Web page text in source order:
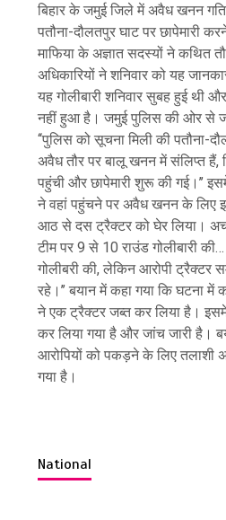
बिहार के जमुई जिले में अवैध खनन
पतौना-दौलतपुर घाट पर छापेमारी
माफिया के अज्ञात सदस्यों ने कथित
अधिकारियों ने शनिवार को यह
यह गोलीबारी शनिवार सुबह हुई थी
नहीं हुआ है। जमुई पुलिस की ओर से
‘‘पुलिस को सूचना मिली की पतौना-
अवैध तौर पर बालू खनन में संलिप्त हैं,
पहुंची और छापेमारी शुरू की गई।’’
ने वहां पहुंचने पर अवैध खनन के लिए
आठ से दस ट्रैक्टर को घेर लिया।
टीम पर 9 से 10 राउंड गोलीबारी
गोलीबरी की, लेकिन आरोपी
रहे।’’ बयान में कहा गया कि घटना
ने एक ट्रैक्टर जब्त कर लिया है। इसमें
कर लिया गया है और जांच जारी है।
आरोपियों को पकड़ने के लिए तलाशी
गया है।
National